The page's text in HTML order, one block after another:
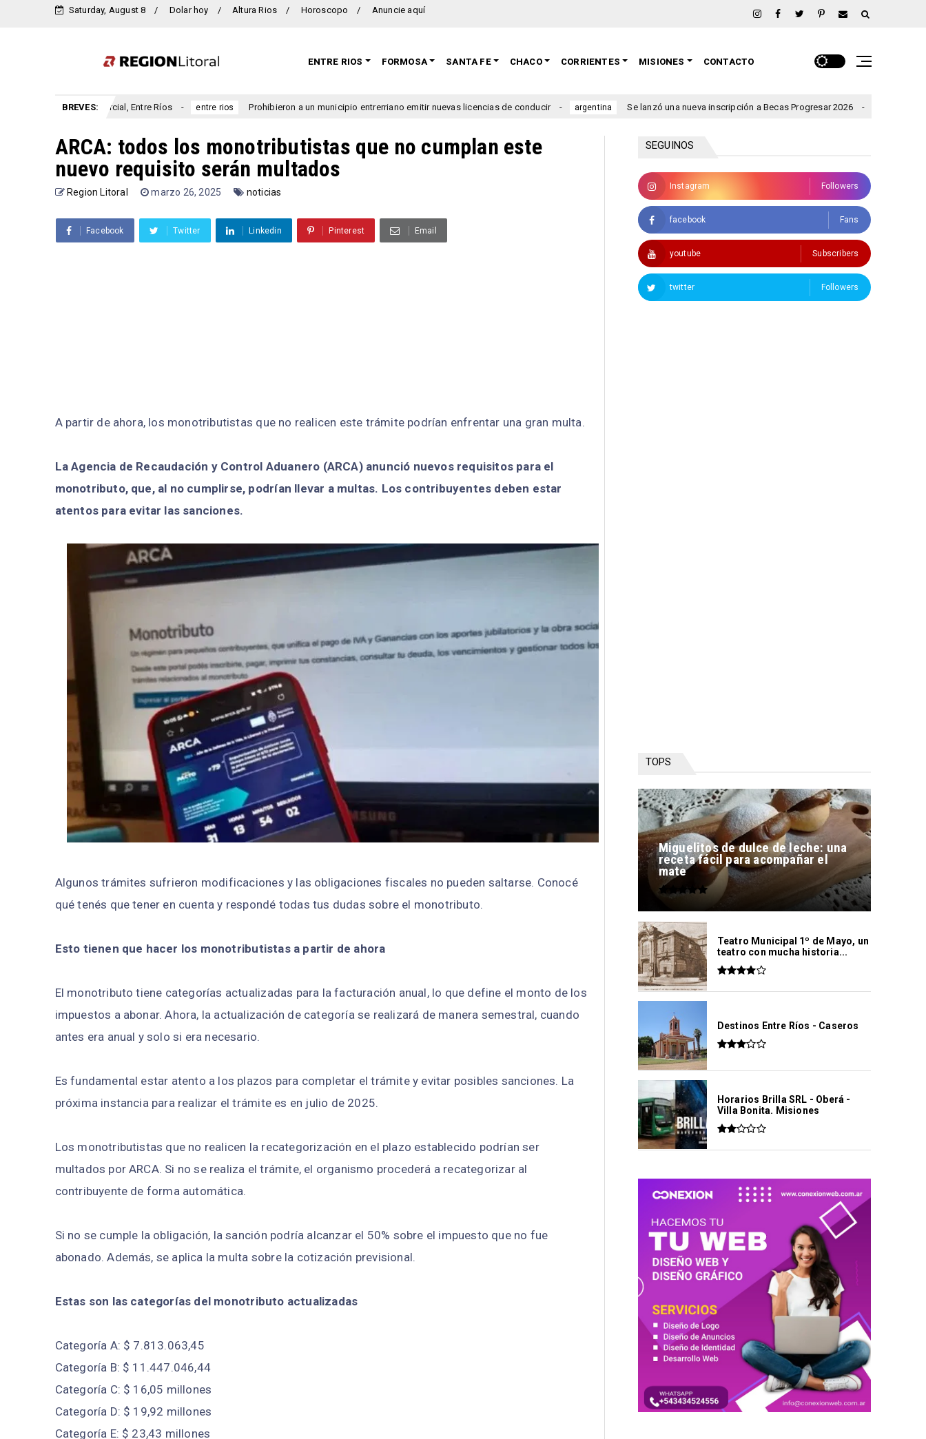
Saturday, August 8 Dolar hoy Altura Rios Horoscopo Anuncie aquí
ENTRE RIOS FORMOSA SANTA FE CHACO CORRIENTES MISIONES CONTACTO
BREVES:
San Marcial, Entre Ríos entre rios Prohibieron a un municipio entrerriano emitir nuevas licencias de conducir argentina Se lanzó una nueva inscripción a Becas Progresar 2026 clima
ARCA: todos los monotributistas que no cumplan este
nuevo requisito serán multados
Region Litoral marzo 26, 2025 noticias
Facebook Twitter Linkedin Pinterest Email
A partir de ahora, los monotributistas que no realicen este trámite podrían enfrentar una gran multa.
La Agencia de Recaudación y Control Aduanero (ARCA) anunció nuevos requisitos para el
monotributo, que, al no cumplirse, podrían llevar a multas. Los contribuyentes deben estar
atentos para evitar las sanciones.
Algunos trámites sufrieron modificaciones y las obligaciones fiscales no pueden saltarse. Conocé
qué tenés que tener en cuenta y respondé todas tus dudas sobre el monotributo.
Esto tienen que hacer los monotributistas a partir de ahora
El monotributo tiene categorías actualizadas para la facturación anual, lo que define el monto de los
impuestos a abonar. Ahora, la actualización de categoría se realizará de manera semestral, cuando
antes era anual y solo si era necesario.
Es fundamental estar atento a los plazos para completar el trámite y evitar posibles sanciones. La
próxima instancia para realizar el trámite es en julio de 2025.
Los monotributistas que no realicen la recategorización en el plazo establecido podrían ser
multados por ARCA. Si no se realiza el trámite, el organismo procederá a recategorizar al
contribuyente de forma automática.
Si no se cumple la obligación, la sanción podría alcanzar el 50% sobre el impuesto que no fue
abonado. Además, se aplica la multa sobre la cotización previsional.
Estas son las categorías del monotributo actualizadas
Categoría A: $ 7.813.063,45
Categoría B: $ 11.447.046,44
Categoría C: $ 16,05 millones
Categoría D: $ 19,92 millones
Categoría E: $ 23,43 millones
SEGUINOS
Instagram Followers
facebook Fans
youtube Subscribers
twitter Followers
TOPS
Miguelitos de dulce de leche: una
receta fácil para acompañar el
mate
Teatro Municipal 1º de Mayo, un
teatro con mucha historia...
Destinos Entre Ríos - Caseros
Horarios Brilla SRL - Oberá -
Villa Bonita. Misiones